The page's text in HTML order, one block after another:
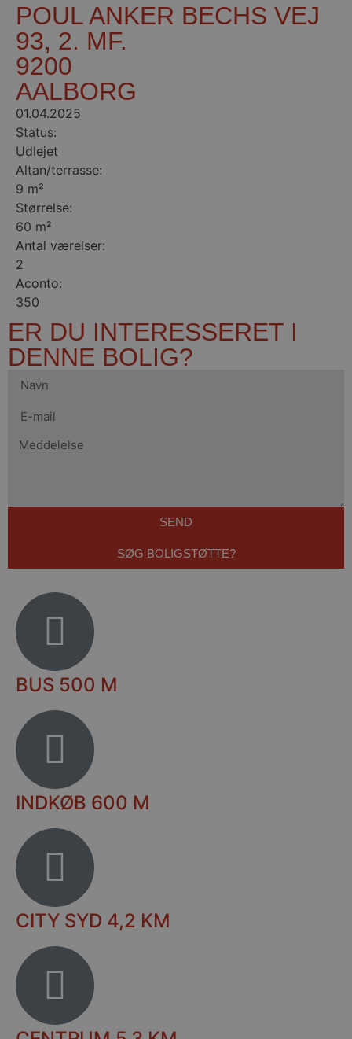
POUL ANKER BECHS VEJ
93, 2. MF.
9200
AALBORG
01.04.2025
Status:
Udlejet
Altan/terrasse:
9 m²
Størrelse:
60 m²
Antal værelser:
2
Aconto:
350
ER DU INTERESSERET I
DENNE BOLIG?
SEND
SØG BOLIGSTØTTE?
BUS 500 M
INDKØB 600 M
CITY SYD 4,2 KM